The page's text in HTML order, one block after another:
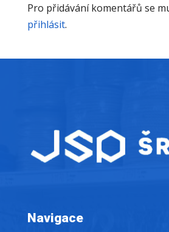
Pro přidávání komentářů se
přihlásit.
Navigace